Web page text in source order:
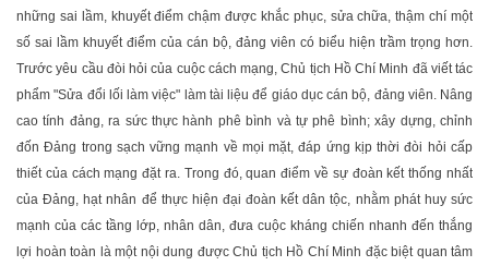
những sai lầm, khuyết điểm chậm được khắc phục, sửa chữa, thậm chí một
số sai lầm khuyết điểm của cán bộ, đảng viên có biểu hiện trầm trọng hơn.
Trước yêu cầu đòi hỏi của cuộc cách mạng, Chủ tịch Hồ Chí Minh đã viết tác
phẩm "Sửa đổi lối làm việc" làm tài liệu để giáo dục cán bộ, đảng viên. Nâng
cao tính đảng, ra sức thực hành phê bình và tự phê bình; xây dựng, chỉnh
đốn Đảng trong sạch vững mạnh về mọi mặt, đáp ứng kịp thời đòi hỏi cấp
thiết của cách mạng đặt ra. Trong đó, quan điểm về sự đoàn kết thống nhất
của Đảng, hạt nhân để thực hiện đại đoàn kết dân tộc, nhằm phát huy sức
mạnh của các tầng lớp, nhân dân, đưa cuộc kháng chiến nhanh đến thắng
lợi hoàn toàn là một nội dung được Chủ tịch Hồ Chí Minh đặc biệt quan tâm